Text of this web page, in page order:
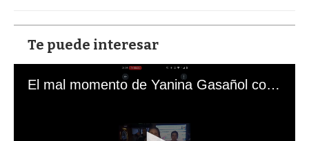
Te puede interesar
El mal momento de Yanina Gasañol con un hincha argentino en "Subrayado"